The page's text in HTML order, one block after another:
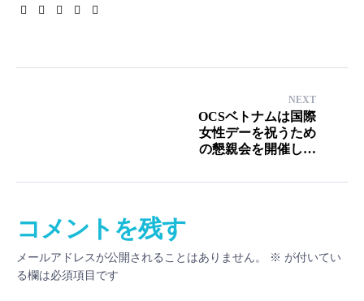
FacebookTwitterLinkedinGoogle+
NEXT
OCSベトナムは国際
女性デーを祝うため
の懇親会を開催しま
コメントを残す
メールアドレスが公開されることはありません。 ※ が付いてい
る欄は必須項目です